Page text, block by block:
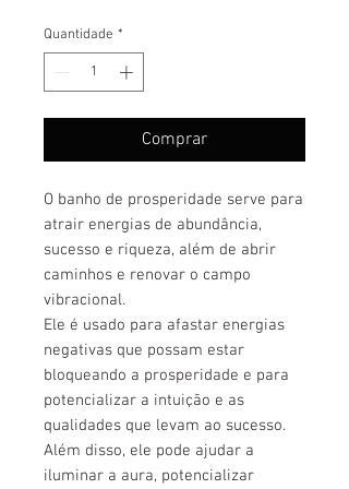
Quantidade *
Comprar
O banho de prosperidade serve para
atrair energias de abundância,
sucesso e riqueza, além de abrir
caminhos e renovar o campo
vibracional.
Ele é usado para afastar energias
negativas que possam estar
bloqueando a prosperidade e para
potencializar a intuição e as
qualidades que levam ao sucesso.
Além disso, ele pode ajudar a
iluminar a aura, potencializar